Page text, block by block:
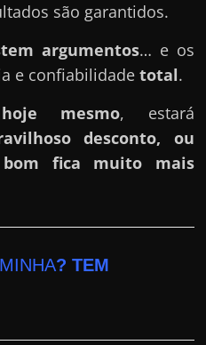
são garantidos.
argumentos… e os
e confiabilidadetotal.
hoje mesmo, estará
desconto, ou
fica muito mais
? TEM